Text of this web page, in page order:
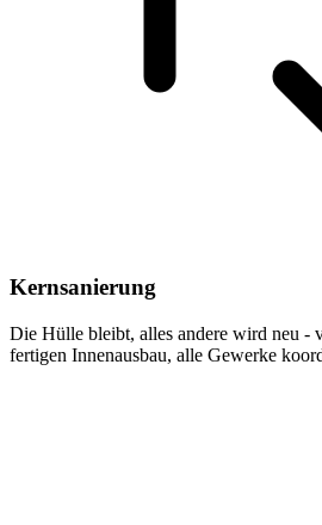
Kernsanierung
Die Hülle bleibt, alles andere wird neu -
fertigen Innenausbau, alle Gewerke